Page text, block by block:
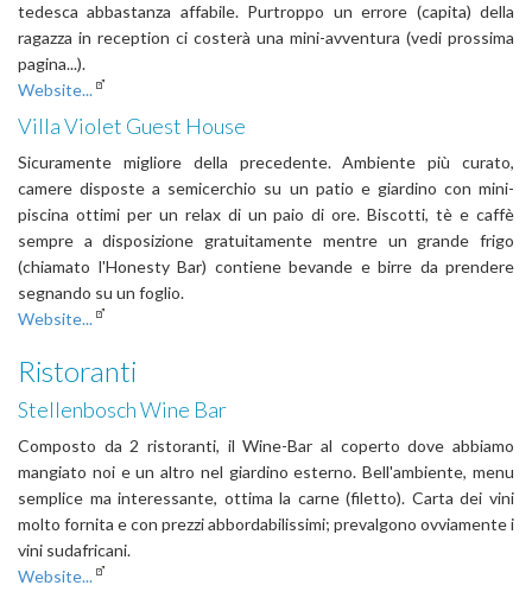
tedesca abbastanza affabile. Purtroppo un errore (capita) della
ragazza in reception ci costerà una mini-avventura (vedi prossima
pagina...).
Website...
Villa Violet Guest House
Sicuramente migliore della precedente. Ambiente più curato,
camere disposte a semicerchio su un patio e giardino con mini-
piscina ottimi per un relax di un paio di ore. Biscotti, tè e caffè
sempre a disposizione gratuitamente mentre un grande frigo
(chiamato l'Honesty Bar) contiene bevande e birre da prendere
segnando su un foglio.
Website...
Ristoranti
Stellenbosch Wine Bar
Composto da 2 ristoranti, il Wine-Bar al coperto dove abbiamo
mangiato noi e un altro nel giardino esterno. Bell'ambiente, menu
semplice ma interessante, ottima la carne (filetto). Carta dei vini
molto fornita e con prezzi abbordabilissimi; prevalgono ovviamente i
vini sudafricani.
Website...